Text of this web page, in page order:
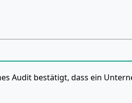
Audit bestätigt, dass ein